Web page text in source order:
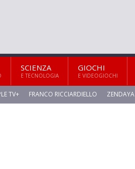
SCIENZA
E TECNOLOGIA
GIOCHI
E VIDEOGIOCHI
TV+ FRANCO RICCIARDIELLO ZENDAYA